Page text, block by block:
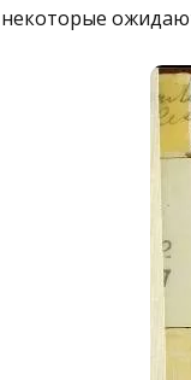
некоторые